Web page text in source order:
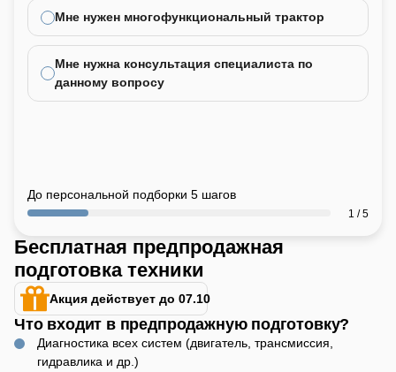
Мне нужен многофункциональный трактор
Мне нужна консультация специалиста по
данному вопросу
До персональной подборки 5 шагов
1 / 5
Бесплатная предпродажная
подготовка техники
Акция действует до 07.10
Что входит в предпродажную подготовку?
Диагностика всех систем (двигатель, трансмиссия,
гидравлика и др.)